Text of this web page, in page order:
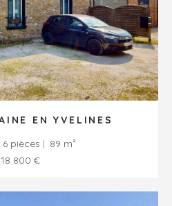
EN YVELINES
6 pièces
89 m²
800 €